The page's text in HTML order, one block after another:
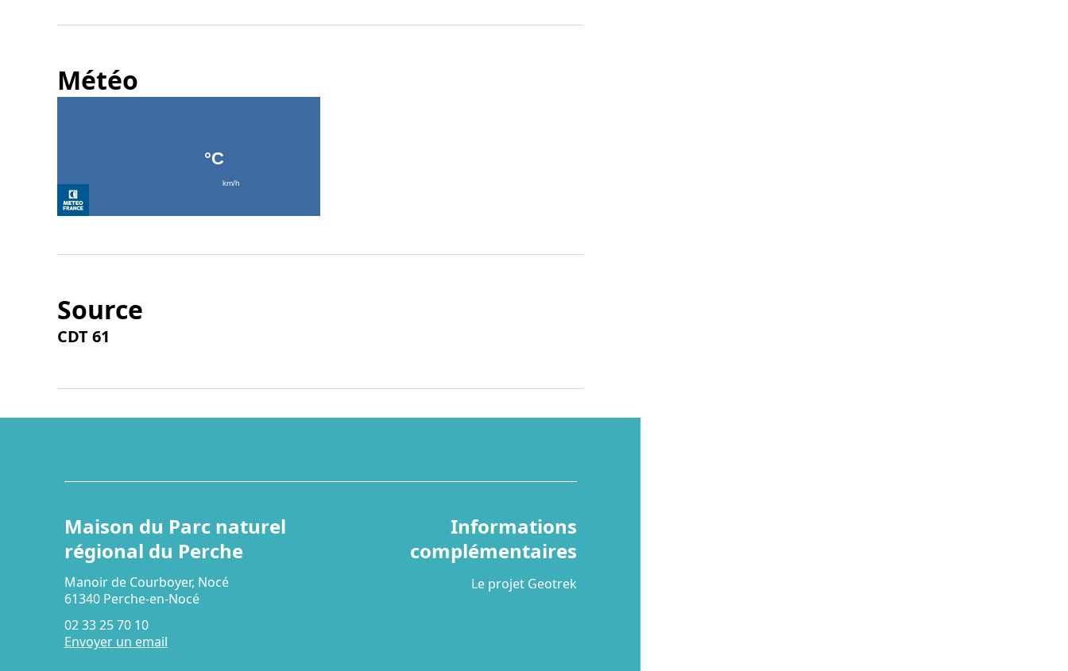
Météo
Source
CDT 61
Maison du Parc naturel
régional du Perche
Manoir de Courboyer, Nocé
61340 Perche-en-Nocé
02 33 25 70 10
Envoyer un email
Informations
complémentaires
Le projet Geotrek